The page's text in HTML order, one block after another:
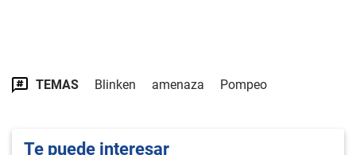
TEMAS Blinken amenaza Pompeo
Te puede interesar